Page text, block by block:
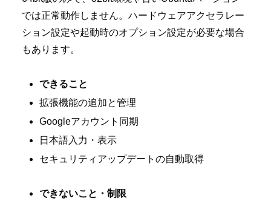
では正常動作しません。ハードウェアアクセラレー
ション設定や起動時のオプション設定が必要な場合
もあります。
できること
拡張機能の追加と管理
Googleアカウント同期
日本語入力・表示
セキュリティアップデートの自動取得
できないこと・制限